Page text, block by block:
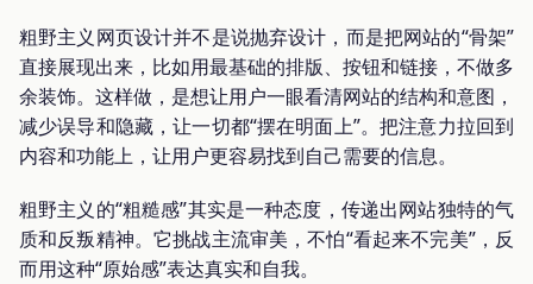
粗野主义网页设计并不是说抛弃设计，而是把网站的“骨架”
直接展现出来，比如用最基础的排版、按钮和链接，不做多
余装饰。这样做，是想让用户一眼看清网站的结构和意图，
减少误导和隐藏，让一切都“摆在明面上”。把注意力拉回到
内容和功能上，让用户更容易找到自己需要的信息。
粗野主义的“粗糙感”其实是一种态度，传递出网站独特的气
质和反叛精神。它挑战主流审美，不怕“看起来不完美”，反
而用这种“原始感”表达真实和自我。